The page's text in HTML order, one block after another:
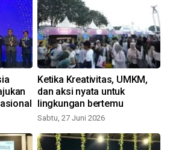
Ketika Kreativitas, UMKM,
dan aksi nyata untuk
lingkungan bertemu
Sabtu, 27 Juni 2026